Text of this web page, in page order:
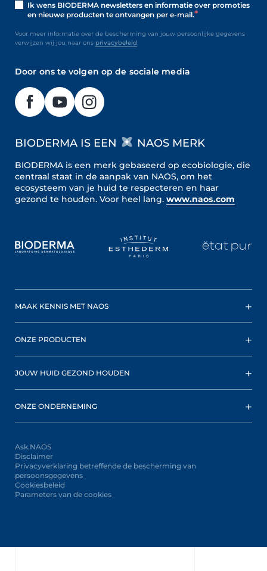
Ik wens BIODERMA newsletters en informatie over promoties
en nieuwe producten te ontvangen per e-mail.
Voor meer informatie over de bescherming van jouw persoonlijke gegevens
verwijzen wij jou naar ons privacybeleid
Door ons te volgen op de sociale media
BIODERMA IS EEN NAOS MERK
BIODERMA is een merk gebaseerd op ecobiologie, die
centraal staat in de aanpak van NAOS, om het
ecosysteem van je huid te respecteren en haar
gezond te houden. Voor heel lang. www.naos.com
MAAK KENNIS MET NAOS
ONZE PRODUCTEN
JOUW HUID GEZOND HOUDEN
ONZE ONDERNEMING
Ask.NAOS
Disclaimer
Privacyverklaring betreffende de bescherming van
persoonsgegevens
Cookiesbeleid
Parameters van de cookies